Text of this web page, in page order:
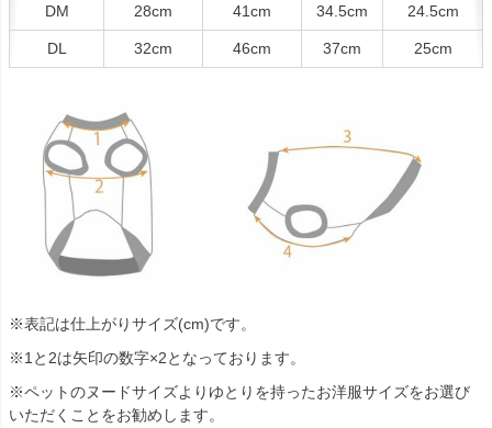
DM 28cm 41cm 34.5cm 24.5cm
DL 32cm 46cm 37cm 25cm
※表記は仕上がりサイズ(cm)です。
※1と2は矢印の数字×2となっております。
※ペットのヌードサイズよりゆとりを持ったお洋服サイズをお選び
いただくことをお勧めします。